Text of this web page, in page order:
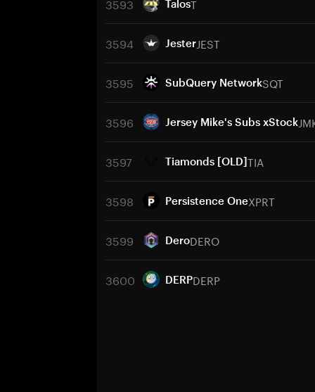
TalosT
3594 JesterJEST
3595 SubQuery NetworkSQT
3596 Jersey Mike's Subs xStock
3597 Tiamonds [OLD]TIA
3598 Persistence OneXPRT
3599 DeroDERO
3600 DERPDERP